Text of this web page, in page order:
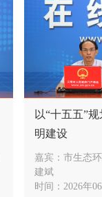
以“十五五”
明建设
嘉宾： 市生态
建斌
时间： 2026年